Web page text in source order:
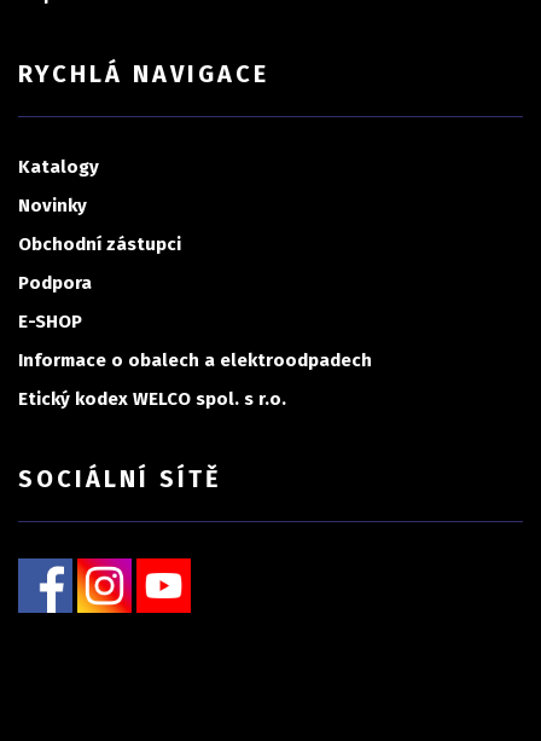
RYCHLÁ NAVIGACE
Katalogy
Novinky
Obchodní zástupci
Podpora
E-SHOP
Informace o obalech a elektroodpadech
Etický kodex WELCO spol. s r.o.
SOCIÁLNÍ SÍTĚ